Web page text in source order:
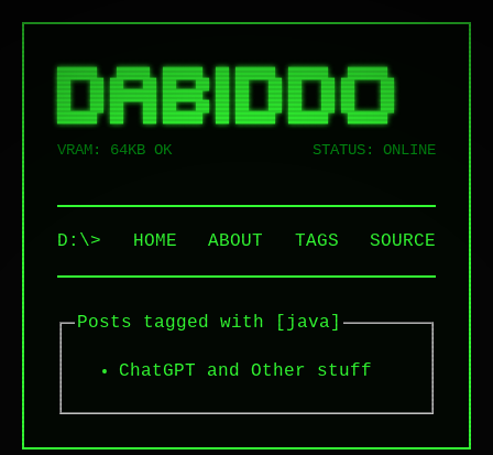
██████   █████  ██████  ██ ██████  ██████   ██████
██   ██ ██   ██ ██   ██ ██ ██   ██ ██   ██ ██    ██
██   ██ ███████ ██████  ██ ██   ██ ██   ██ ██    ██
██   ██ ██   ██ ██   ██ ██ ██   ██ ██   ██ ██    ██
VRAM: 64KB OK STATUS: ONLINE
D:\> HOME ABOUT TAGS SOURCE
Posts tagged with [java]
ChatGPT and Other stuff